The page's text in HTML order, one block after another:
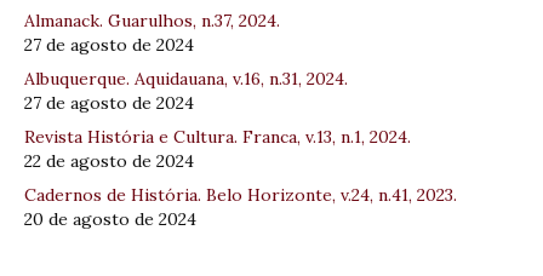
Almanack. Guarulhos, n.37, 2024.
27 de agosto de 2024
Albuquerque. Aquidauana, v.16, n.31, 2024.
27 de agosto de 2024
Revista História e Cultura. Franca, v.13, n.1, 2024.
22 de agosto de 2024
Cadernos de História. Belo Horizonte, v.24, n.41, 2023.
20 de agosto de 2024